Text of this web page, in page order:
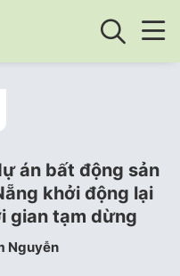
án bất động sản
khởi động lại
gian tạm dừng
Nguyễn